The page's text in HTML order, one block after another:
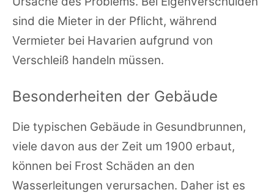
sind die Mieter in der Pflicht, während
Vermieter bei Havarien aufgrund von
Verschleiß handeln müssen.
Besonderheiten der Gebäude
Die typischen Gebäude in Gesundbrunnen,
viele davon aus der Zeit um 1900 erbaut,
können bei Frost Schäden an den
Wasserleitungen verursachen. Daher ist es